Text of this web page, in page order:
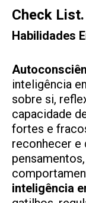
Check List.
Habilidades
inteligência
sobre si,
capacidade
fortes e
reconhecer e
inteligência